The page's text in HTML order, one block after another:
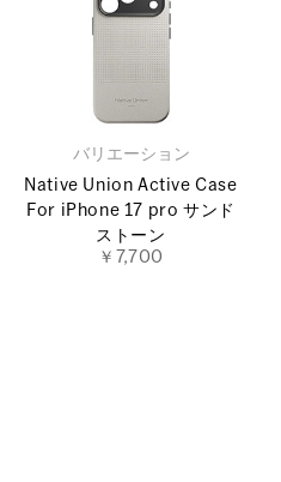
バリエーション
Native Union Active Case
For iPhone 17 pro サンド
ストーン
￥7,700